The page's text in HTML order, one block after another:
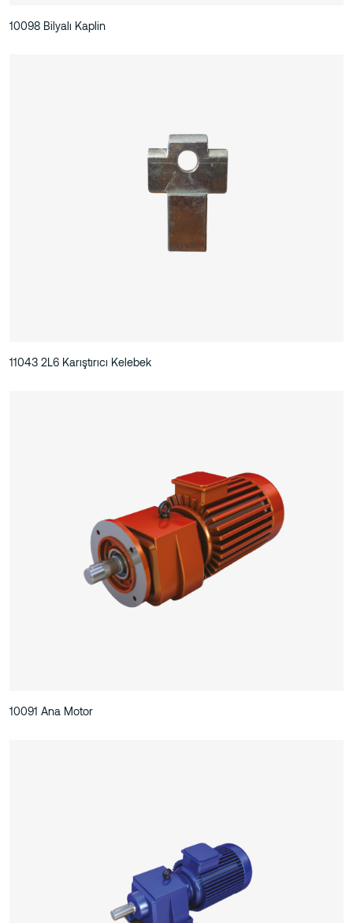
10098 Bilyalı Kaplin
11043 2L6 Karıştırıcı Kelebek
10091 Ana Motor